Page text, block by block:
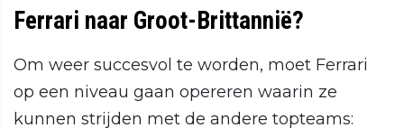
Ferrari naar Groot-Brittannië?
Om weer succesvol te worden, moet Ferrari
op een niveau gaan opereren waarin ze
kunnen strijden met de andere topteams: